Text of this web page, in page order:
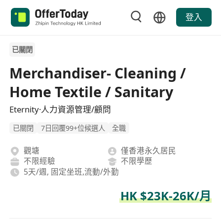
登入
已關閉
Merchandiser- Cleaning /
Home Textile / Sanitary
Eternity·人力資源管理/顧問
已關閉 7日回覆99+位候選人 全職
觀塘
僅香港永久居民
不限經驗
不限學歷
5天/週, 固定坐班,流動/外勤
HK $23K-26K/月